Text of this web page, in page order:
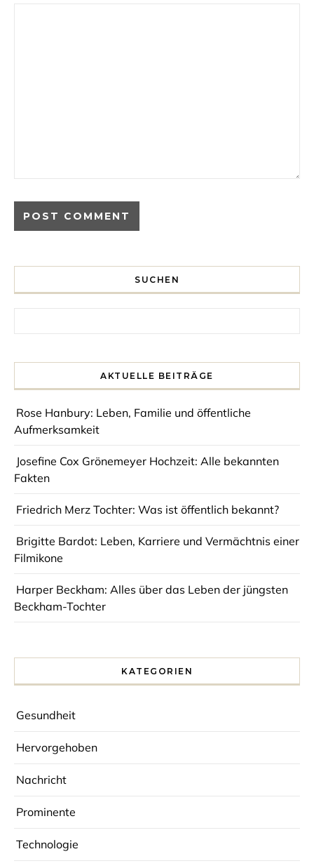
SUCHEN
AKTUELLE BEITRÄGE
Rose Hanbury: Leben, Familie und öffentliche
Aufmerksamkeit
Josefine Cox Grönemeyer Hochzeit: Alle bekannten
Fakten
Friedrich Merz Tochter: Was ist öffentlich bekannt?
Brigitte Bardot: Leben, Karriere und Vermächtnis einer
Filmikone
Harper Beckham: Alles über das Leben der jüngsten
Beckham-Tochter
KATEGORIEN
Gesundheit
Hervorgehoben
Nachricht
Prominente
Technologie